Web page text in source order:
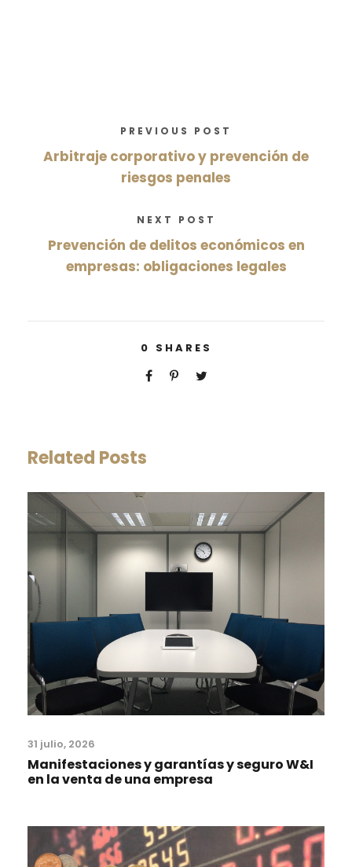
PREVIOUS POST
Arbitraje corporativo y prevención de
riesgos penales
NEXT POST
Prevención de delitos económicos en
empresas: obligaciones legales
0 SHARES
Related Posts
31 julio, 2026
Manifestaciones y garantías y seguro W&I
en la venta de una empresa